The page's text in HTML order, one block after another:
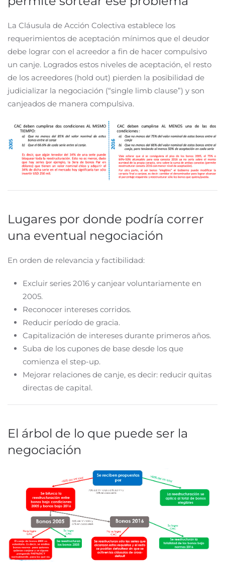
La Cláusula de Acción Colectiva establece los
requerimientos de aceptación mínimos que el deudor
debe lograr con el acreedor a fin de hacer compulsivo
un canje. Logrados estos niveles de aceptación, el resto
de los acreedores (hold out) pierden la posibilidad de
judicializar la negociación (“single limb clause”) y son
canjeados de manera compulsiva.
Lugares por donde podría correr
una eventual negociación
En orden de relevancia y factibilidad:
Excluir series 2016 y canjear voluntariamente en
2005.
Reconocer intereses corridos.
Reducir período de gracia.
Capitalización de intereses durante primeros años.
Suba de los cupones de base desde los que
comienza el step-up.
Mejorar relaciones de canje, es decir: reducir quitas
directas de capital.
El árbol de lo que puede ser la
negociación